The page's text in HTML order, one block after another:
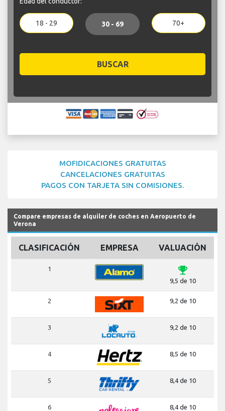
18 - 29 30 - 69 70+
BUSCAR
MOFIDICACIONES GRATUITAS
CANCELACIONES GRATUITAS
PAGOS CON TARJETA SIN COMISIONES.
Compare empresas de alquiler de coches en Aeropuerto de
Verona
CLASIFICACIÓN EMPRESA VALUACIÓN
1 emoji_events
9,5 de 10
2 9,2 de 10
3 9,2 de 10
4 8,5 de 10
5 8,4 de 10
6 8,4 de 10